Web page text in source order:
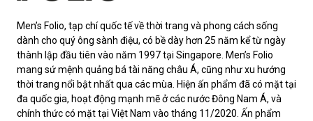
Men’s Folio, tạp chí quốc tế về thời trang và phong cách sống
dành cho quý ông sành điệu, có bề dày hơn 25 năm kể từ ngày
thành lập đầu tiên vào năm 1997 tại Singapore. Men’s Folio
mang sứ mệnh quảng bá tài năng châu Á, cũng như xu hướng
thời trang nổi bật nhất qua các mùa. Hiện ấn phẩm đã có mặt tại
đa quốc gia, hoạt động mạnh mẽ ở các nước Đông Nam Á, và
chính thức có mặt tại Việt Nam vào tháng 11/2020. Ấn phẩm